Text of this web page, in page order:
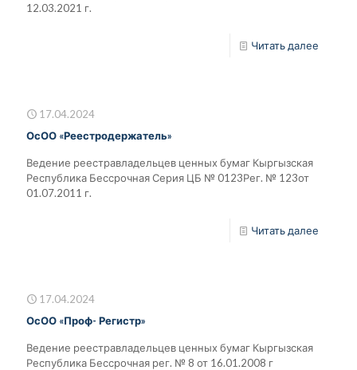
12.03.2021 г.
Читать далее
17.04.2024
ОсОО «Реестродержатель»
Ведение реестравладельцев ценных бумаг Кыргызская
Республика Бессрочная Серия ЦБ № 0123Рег. № 123от
01.07.2011 г.
Читать далее
17.04.2024
ОсОО «Проф- Регистр»
Ведение реестравладельцев ценных бумаг Кыргызская
Республика Бессрочная рег. № 8 от 16.01.2008 г